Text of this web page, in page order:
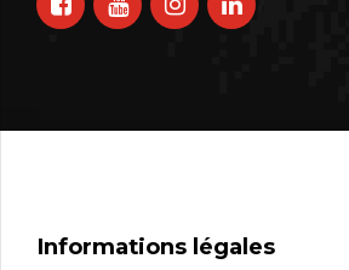
Informations légales